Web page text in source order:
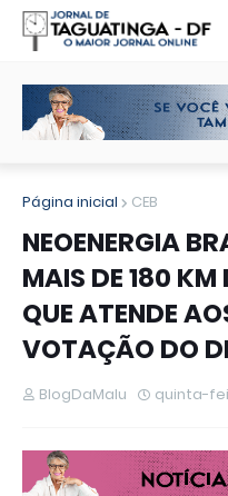
Página inicial CEB
NEOENERGIA
MAIS DE 180 KM
QUE ATENDE
VOTAÇÃO DO
BlogDaMalu quinta-